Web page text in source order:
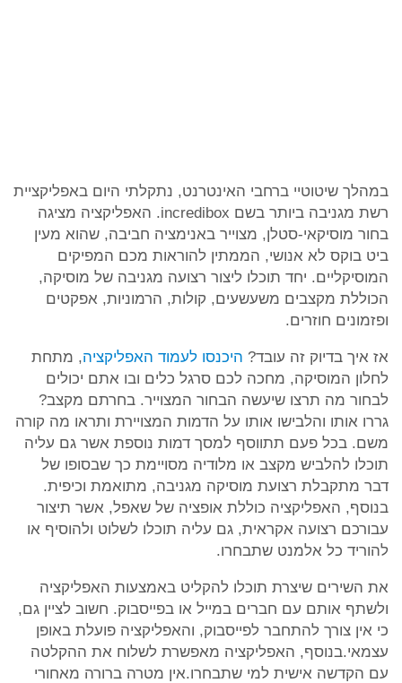
במהלך שיטוטיי ברחבי האינטרנט, נתקלתי היום באפליקציית
רשת מגניבה ביותר בשם incredibox. האפליקציה מציגה
בחור מוסיקאי-סטלן, מצוייר באנימציה חביבה, שהוא מעין
ביט בוקס לא אנושי, הממתין להוראות מכם המפיקים
המוסיקליים. יחד תוכלו ליצור רצועה מגניבה של מוסיקה,
הכוללת מקצבים משעשעים, קולות, הרמוניות, אפקטים
ופזמונים חוזרים.
אז איך בדיוק זה עובד? היכנסו לעמוד האפליקציה, מתחת
לחלון המוסיקה, מחכה לכם סרגל כלים ובו אתם יכולים
לבחור מה תרצו שיעשה הבחור המצוייר. בחרתם מקצב?
גררו אותו והלבישו אותו על הדמות המצויירת ותראו מה קורה
משם. בכל פעם תתווסף למסך דמות נוספת אשר גם עליה
תוכלו להלביש מקצב או מלודיה מסויימת כך שבסופו של
דבר מתקבלת רצועת מוסיקה מגניבה, מתואמת וכיפית.
בנוסף, האפליקציה כוללת אופציה של שאפל, אשר תיצור
עבורכם רצועה אקראית, גם עליה תוכלו לשלוט ולהוסיף או
להוריד כל אלמנט שתבחרו.
את השירים שיצרת תוכלו להקליט באמצעות האפליקציה
ולשתף אותם עם חברים במייל או בפייסבוק. חשוב לציין גם,
כי אין צורך להתחבר לפייסבוק, והאפליקציה פועלת באופן
עצמאי.בנוסף, האפליקציה מאפשרת לשלוח את ההקלטה
עם הקדשה אישית למי שתבחרו.אין מטרה ברורה מאחורי